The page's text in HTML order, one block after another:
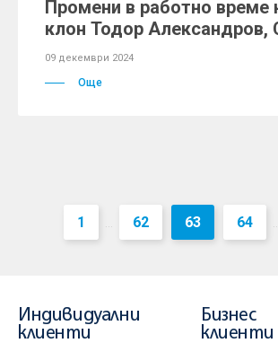
Промени в работно време
клон Тодор Александров,
09 декември 2024
Още
1 ... 62 63 64
Индивидуални
клиенти
Бизнес
клиенти